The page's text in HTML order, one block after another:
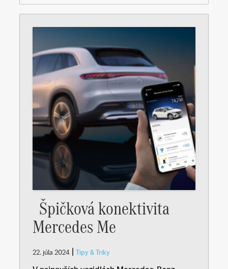
Špičková konektivita
Mercedes Me
22. júla 2024 | Tipy & Triky